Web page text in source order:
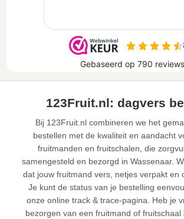
123Fruit.nl: dagvers
Bij 123Fruit.nl combineren we het
bestellen met de kwaliteit en aandacht
fruitmanden en fruitschalen, die
samengesteld en bezorgd in Wassenaar.
dat jouw fruitmand vers, netjes verpakt en
Je kunt de status van je bestelling
onze online track & trace-pagina. Heb je
bezorgen van een fruitmand of fruitschaal